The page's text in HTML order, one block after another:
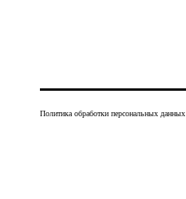
Политика обработки персональных данных